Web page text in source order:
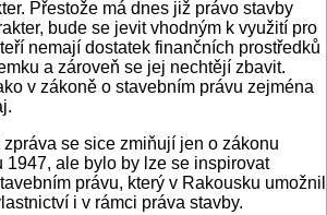
Přestože má dnes již právo stavby
bude se jevit vhodným k využití pro
nemají dostatek finančních prostředků
a zároveň se jej nechtějí zbavit.
v zákoně o stavebním právu zejména
se sice zmiňují jen o zákonu
1947, ale bylo by lze se inspirovat
právu, který v Rakousku umožnil
i v rámci práva stavby.